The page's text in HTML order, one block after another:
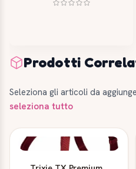
Prodotti
Seleziona gli articoli da
seleziona tutto